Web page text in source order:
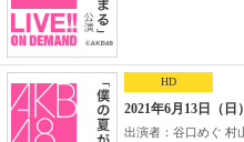
HD
2021年6月13日（
出演者：谷口めぐ 村